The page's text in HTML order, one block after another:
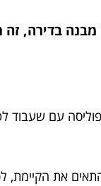
מבנה בדירה, זה
עם שעבוד
את הקיימת,